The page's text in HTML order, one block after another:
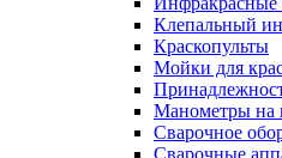
Клепальный
Краскопульты
Мойки для
Манометры на
Сварочное
Сварочные